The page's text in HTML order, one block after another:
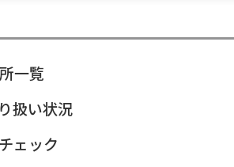
一覧
扱い状況
ェック